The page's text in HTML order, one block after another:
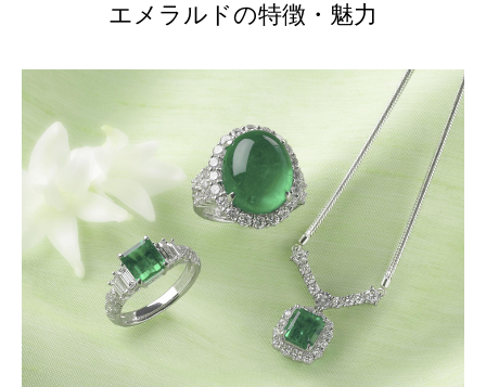
エメラルドの特徴・魅力